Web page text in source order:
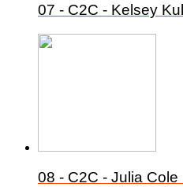
07 - C2C - Kelsey
08 - C2C - Julia Cole